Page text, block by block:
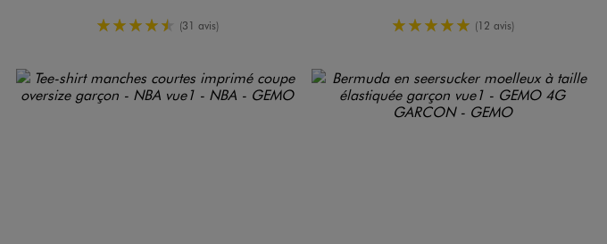
4.5/5 de moyenne
(31 avis) 5/5 de moyenne
(12 avis)